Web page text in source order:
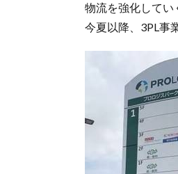
物流を強化してい
今夏以降、3PL事